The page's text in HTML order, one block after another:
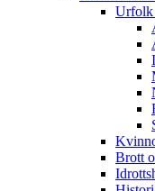
Urfolk
Brott